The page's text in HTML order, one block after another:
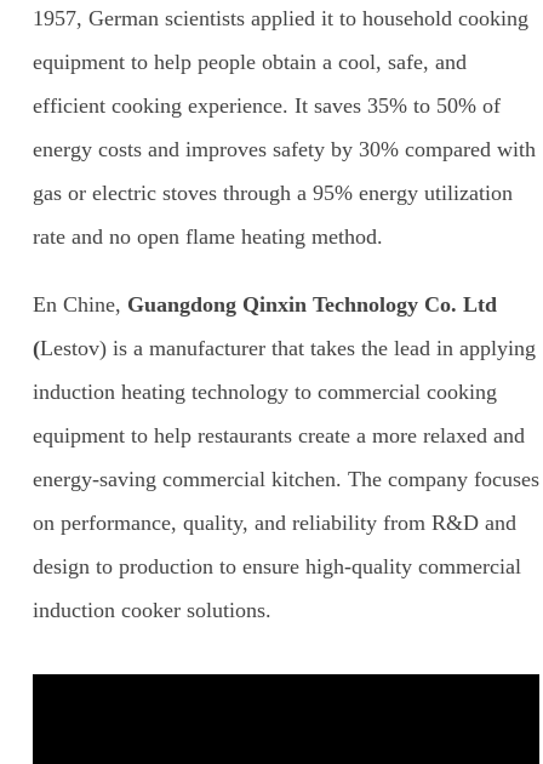
1957, German scientists applied it to household cooking
equipment to help people obtain a cool, safe, and
efficient cooking experience. It saves 35% to 50% of
energy costs and improves safety by 30% compared with
gas or electric stoves through a 95% energy utilization
rate and no open flame heating method.
En Chine, Guangdong Qinxin Technology Co. Ltd
(Lestov) is a manufacturer that takes the lead in applying
induction heating technology to commercial cooking
equipment to help restaurants create a more relaxed and
energy-saving commercial kitchen. The company focuses
on performance, quality, and reliability from R&D and
design to production to ensure high-quality commercial
induction cooker solutions.